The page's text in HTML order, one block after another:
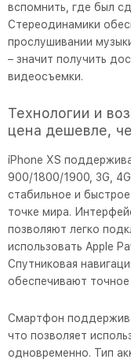
вспомнить, где был
Стереодинамики
прослушивании
– значит получить
видеосъемки.
Технологии и
цена дешевле,
iPhone XS
900/1800/1900, 3G, 4G
стабильное и
точке мира.
позволяют легко
использовать Apple
Спутниковая
обеспечивают
Смартфон
что позволяет
одновременно. Тип